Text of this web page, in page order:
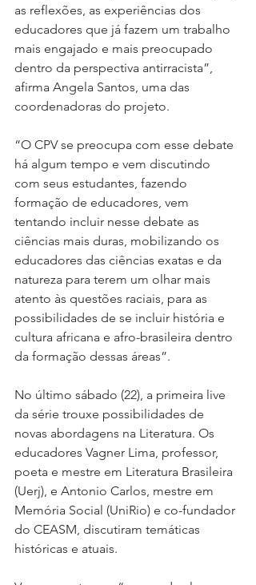
as reflexões, as experiências dos
educadores que já fazem um trabalho
mais engajado e mais preocupado
dentro da perspectiva antirracista”,
afirma Angela Santos, uma das
coordenadoras do projeto.
“O CPV se preocupa com esse debate
há algum tempo e vem discutindo
com seus estudantes, fazendo
formação de educadores, vem
tentando incluir nesse debate as
ciências mais duras, mobilizando os
educadores das ciências exatas e da
natureza para terem um olhar mais
atento às questões raciais, para as
possibilidades de se incluir história e
cultura africana e afro-brasileira dentro
da formação dessas áreas”.
No último sábado (22), a primeira live
da série trouxe possibilidades de
novas abordagens na Literatura. Os
educadores Vagner Lima, professor,
poeta e mestre em Literatura Brasileira
(Uerj), e Antonio Carlos, mestre em
Memória Social (UniRio) e co-fundador
do CEASM, discutiram temáticas
históricas e atuais.